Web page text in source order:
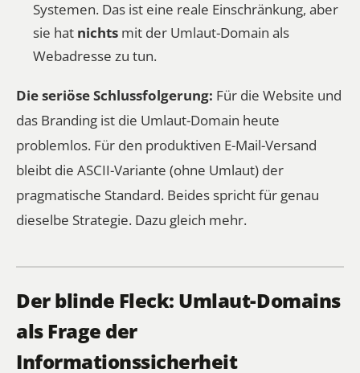
Systemen. Das ist eine reale Einschränkung, aber
sie hat nichtsmit der Umlaut-Domain als
Webadresse zu tun.
Die seriöse Schlussfolgerung: Für die Website und
das Branding ist die Umlaut-Domain heute
problemlos. Für den produktiven E-Mail-Versand
bleibt die ASCII-Variante (ohne Umlaut) der
pragmatische Standard. Beides spricht für genau
dieselbe Strategie. Dazu gleich mehr.
Der blinde Fleck: Umlaut-Domains
als Frage der
Informationssicherheit